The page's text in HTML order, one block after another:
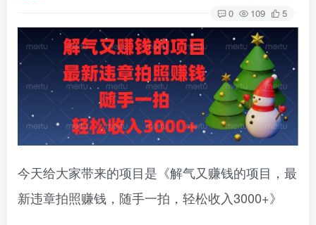
0 109 5
今天给大家带来的项目是《解气又赚钱的项目，最
新违章拍照赚钱，随手一拍，轻松收入3000+》